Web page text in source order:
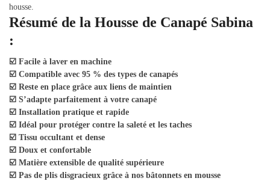
housse.
Résumé de la Housse de Canapé Sabina
:
☑️ Facile à laver en machine
☑️ Compatible avec 95 % des types de canapés
☑️ Reste en place grâce aux liens de maintien
☑️ S’adapte parfaitement à votre canapé
☑️ Installation pratique et rapide
☑️ Idéal pour protéger contre la saleté et les taches
☑️ Tissu occultant et dense
☑️ Doux et confortable
☑️ Matière extensible de qualité supérieure
☑️ Pas de plis disgracieux grâce à nos bâtonnets en mousse